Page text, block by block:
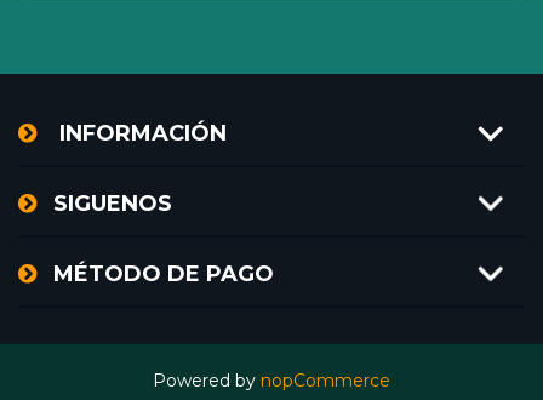
INFORMACIÓN
SIGUENOS
MÉTODO DE PAGO
Powered by nopCommerce